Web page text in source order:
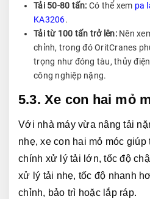
Tải 50-80 tấn: Có thể xem pa
KA3206.
Tải từ 100 tấn trở lên:Nên
chỉnh, trong đó OritCranes
trọng như đóng tàu, thủy
công nghiệp nặng.
5.3. Xe con hai mỏ
Với nhà máy vừa nâng tải
nhẹ, xe con hai mỏ móc
chính xử lý tải lớn, tốc độ
xử lý tải nhẹ, tốc độ nhanh
chỉnh, bảo trì hoặc lắp ráp.